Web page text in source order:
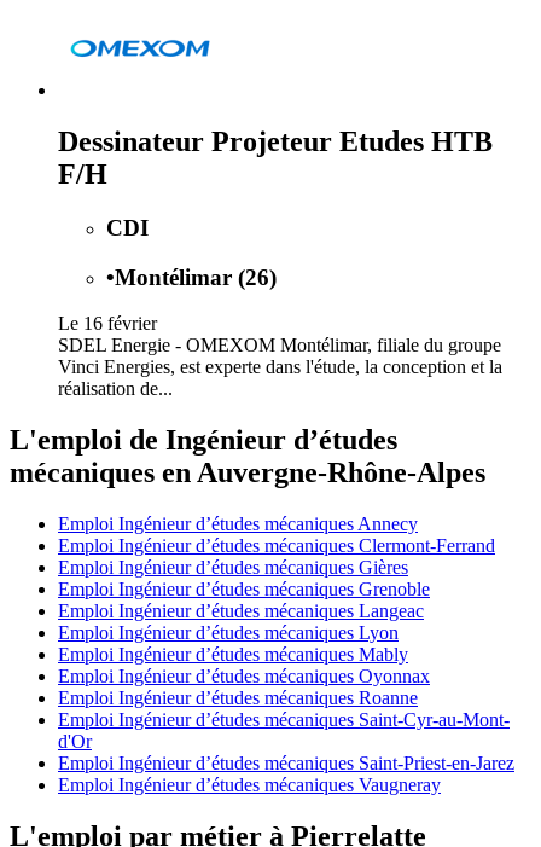
Dessinateur Projeteur Etudes HTB
F/H
CDI
•Montélimar (26)
Le 16 février
SDEL Energie - OMEXOM Montélimar, filiale du groupe
Vinci Energies, est experte dans l'étude, la conception et la
réalisation de...
L'emploi de Ingénieur d’études
mécaniques en Auvergne-Rhône-Alpes
Emploi Ingénieur d’études mécaniques Annecy
Emploi Ingénieur d’études mécaniques Clermont-Ferrand
Emploi Ingénieur d’études mécaniques Gières
Emploi Ingénieur d’études mécaniques Grenoble
Emploi Ingénieur d’études mécaniques Langeac
Emploi Ingénieur d’études mécaniques Lyon
Emploi Ingénieur d’études mécaniques Mably
Emploi Ingénieur d’études mécaniques Oyonnax
Emploi Ingénieur d’études mécaniques Roanne
Emploi Ingénieur d’études mécaniques Saint-Cyr-au-Mont-
d'Or
Emploi Ingénieur d’études mécaniques Saint-Priest-en-Jarez
Emploi Ingénieur d’études mécaniques Vaugneray
L'emploi par métier à Pierrelatte